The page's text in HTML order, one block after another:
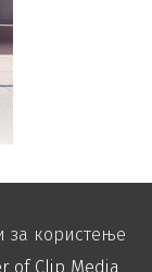
за користење
of Clip Media